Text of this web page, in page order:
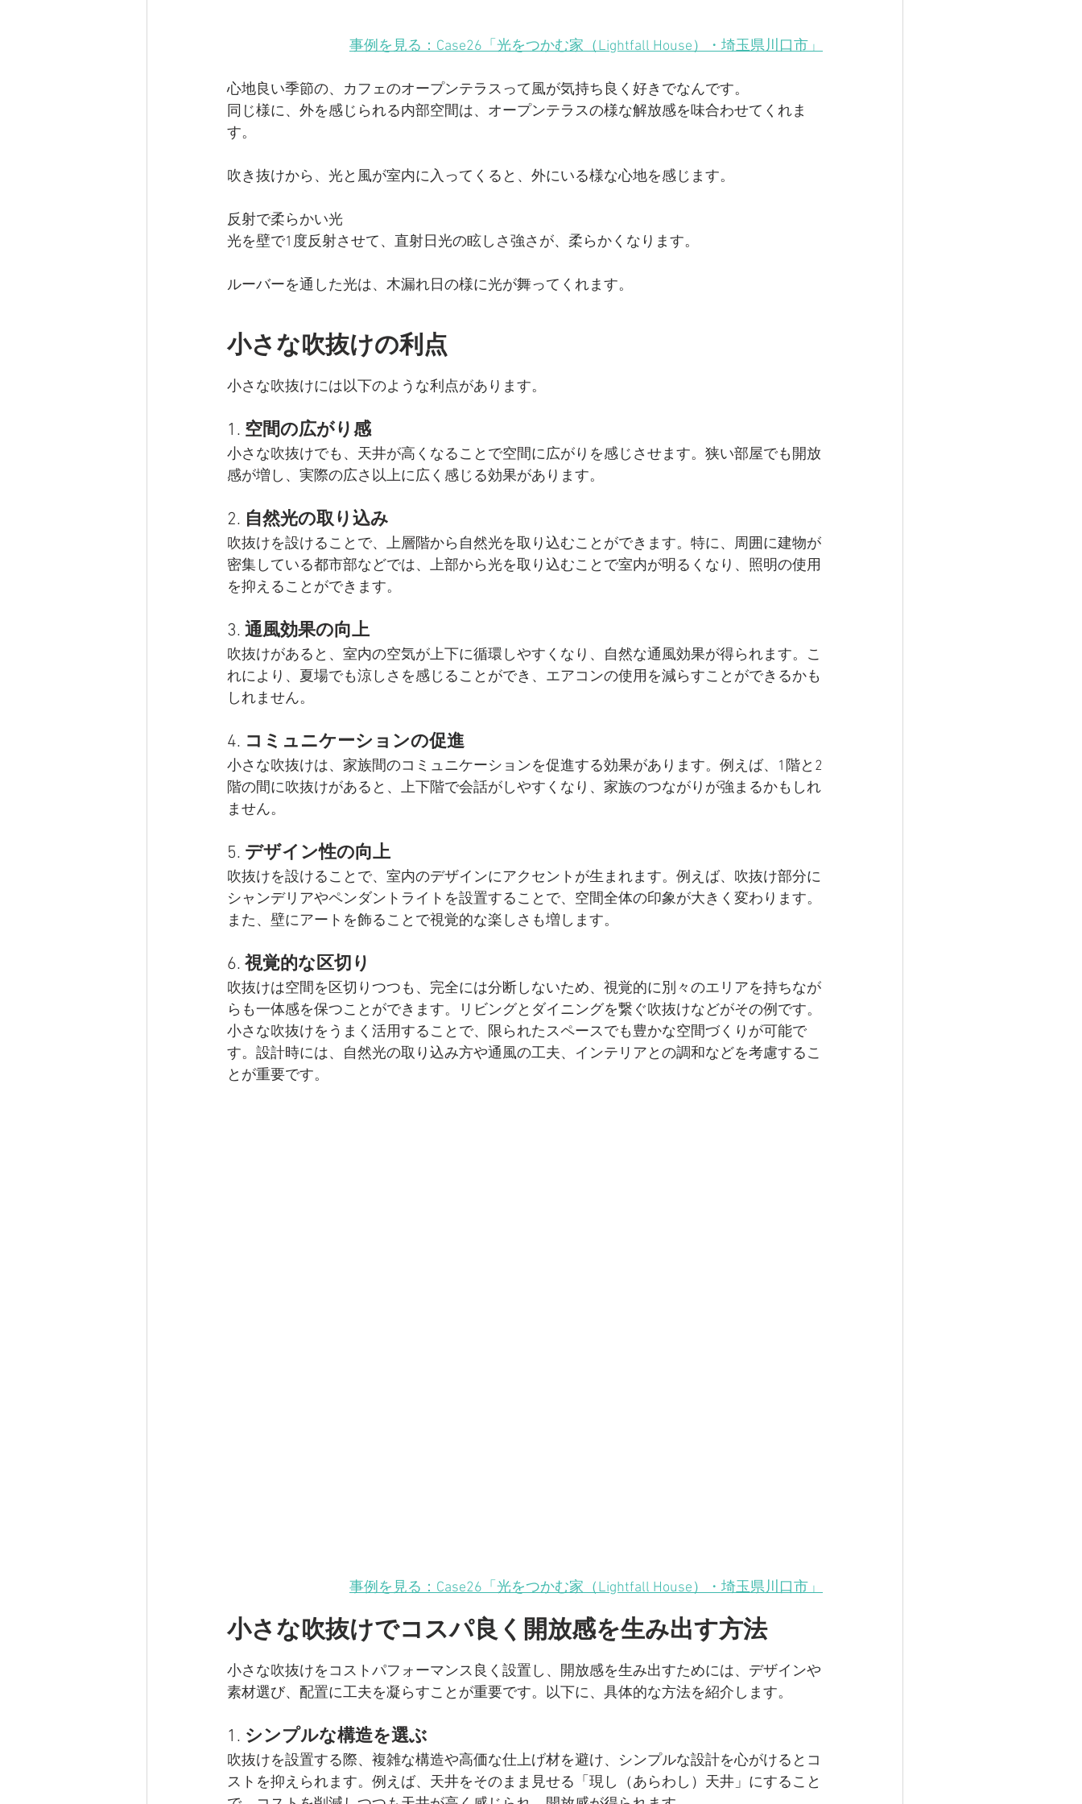
事例を見る：Case26「光をつかむ家（Lightfall House）・埼玉県川口市」
心地良い季節の、カフェのオープンテラスって風が気持ち良く好きでなんです。
同じ様に、外を感じられる内部空間は、オープンテラスの様な解放感を味合わせてくれま
す。
吹き抜けから、光と風が室内に入ってくると、外にいる様な心地を感じます。
反射で柔らかい光
光を壁で1度反射させて、直射日光の眩しさ強さが、柔らかくなります。
ルーバーを通した光は、木漏れ日の様に光が舞ってくれます。
小さな吹抜けの利点
小さな吹抜けには以下のような利点があります。
1. 空間の広がり感
小さな吹抜けでも、天井が高くなることで空間に広がりを感じさせます。狭い部屋でも開放
感が増し、実際の広さ以上に広く感じる効果があります。
2. 自然光の取り込み
吹抜けを設けることで、上層階から自然光を取り込むことができます。特に、周囲に建物が
密集している都市部などでは、上部から光を取り込むことで室内が明るくなり、照明の使用
を抑えることができます。
3. 通風効果の向上
吹抜けがあると、室内の空気が上下に循環しやすくなり、自然な通風効果が得られます。こ
れにより、夏場でも涼しさを感じることができ、エアコンの使用を減らすことができるかも
しれません。
4. コミュニケーションの促進
小さな吹抜けは、家族間のコミュニケーションを促進する効果があります。例えば、1階と2
階の間に吹抜けがあると、上下階で会話がしやすくなり、家族のつながりが強まるかもしれ
ません。
5. デザイン性の向上
吹抜けを設けることで、室内のデザインにアクセントが生まれます。例えば、吹抜け部分に
シャンデリアやペンダントライトを設置することで、空間全体の印象が大きく変わります。
また、壁にアートを飾ることで視覚的な楽しさも増します。
6. 視覚的な区切り
吹抜けは空間を区切りつつも、完全には分断しないため、視覚的に別々のエリアを持ちなが
らも一体感を保つことができます。リビングとダイニングを繋ぐ吹抜けなどがその例です。
小さな吹抜けをうまく活用することで、限られたスペースでも豊かな空間づくりが可能で
す。設計時には、自然光の取り込み方や通風の工夫、インテリアとの調和などを考慮するこ
とが重要です。
事例を見る：Case26「光をつかむ家（Lightfall House）・埼玉県川口市」
小さな吹抜けでコスパ良く開放感を生み出す方法
小さな吹抜けをコストパフォーマンス良く設置し、開放感を生み出すためには、デザインや
素材選び、配置に工夫を凝らすことが重要です。以下に、具体的な方法を紹介します。
1. シンプルな構造を選ぶ
吹抜けを設置する際、複雑な構造や高価な仕上げ材を避け、シンプルな設計を心がけるとコ
ストを抑えられます。例えば、天井をそのまま見せる「現し（あらわし）天井」にすること